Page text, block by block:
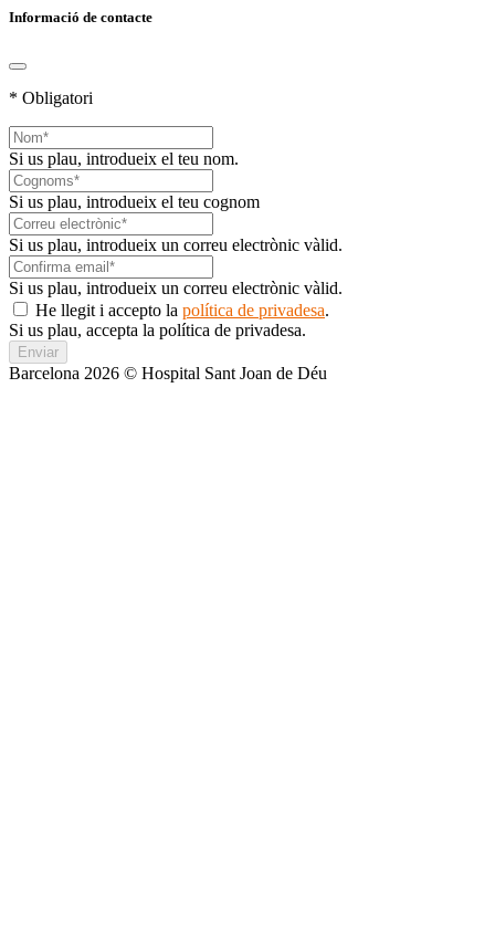
Informació de contacte
* Obligatori
Si us plau, introdueix el teu nom.
Si us plau, introdueix el teu cognom
Si us plau, introdueix un correu electrònic vàlid.
Si us plau, introdueix un correu electrònic vàlid.
He llegit i accepto la política de privadesa.
Si us plau, accepta la política de privadesa.
Enviar
Barcelona 2026 © Hospital Sant Joan de Déu